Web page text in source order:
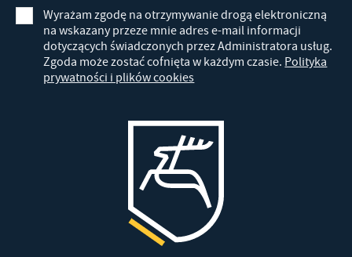
Wyrażam zgodę na otrzymywanie drogą elektroniczną
na wskazany przeze mnie adres e-mail informacji
dotyczących świadczonych przez Administratora usług.
Zgoda może zostać cofnięta w każdym czasie. Polityka
prywatności i plików cookies